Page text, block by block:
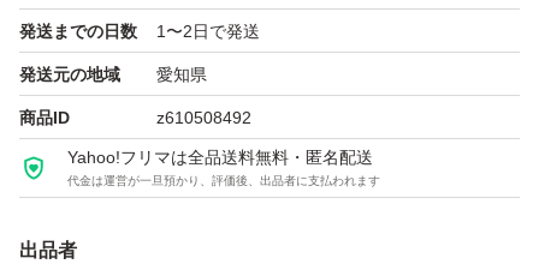
発送までの日数 1〜2日で発送
発送元の地域 愛知県
商品ID z610508492
Yahoo!フリマは全品送料無料・匿名配送
代金は運営が一旦預かり、評価後、出品者に支払われます
出品者